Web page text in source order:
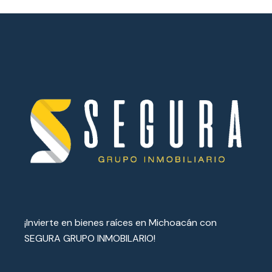
¡Invierte en bienes raíces en Michoacán con
SEGURA GRUPO INMOBILARIO!